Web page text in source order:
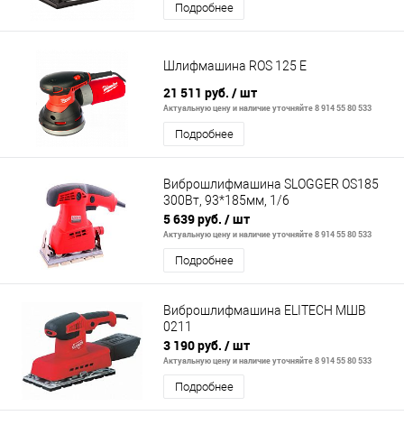
Подробнее
Шлифмашина ROS 125 E
21 511 руб. / шт
Актуальную цену и наличие уточняйте 8 914 55 80 533
Подробнее
Виброшлифмашина SLOGGER OS185
300Вт, 93*185мм, 1/6
5 639 руб. / шт
Актуальную цену и наличие уточняйте 8 914 55 80 533
Подробнее
Виброшлифмашина ELITECH МШВ
0211
3 190 руб. / шт
Актуальную цену и наличие уточняйте 8 914 55 80 533
Подробнее